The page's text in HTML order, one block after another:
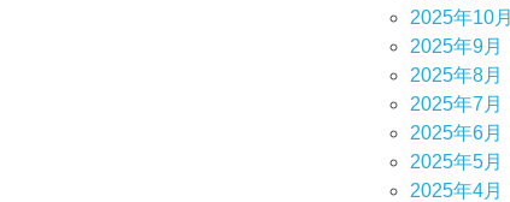
2025年10月
2025年9月
2025年8月
2025年7月
2025年6月
2025年5月
2025年4月